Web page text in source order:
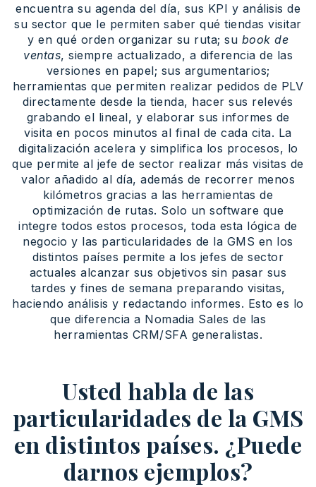
encuentra su agenda del día, sus KPI y análisis de
su sector que le permiten saber qué tiendas visitar
y en qué orden organizar su ruta; su book de
ventas, siempre actualizado, a diferencia de las
versiones en papel; sus argumentarios;
herramientas que permiten realizar pedidos de PLV
directamente desde la tienda, hacer sus relevés
grabando el lineal, y elaborar sus informes de
visita en pocos minutos al final de cada cita. La
digitalización acelera y simplifica los procesos, lo
que permite al jefe de sector realizar más visitas de
valor añadido al día, además de recorrer menos
kilómetros gracias a las herramientas de
optimización de rutas. Solo un software que
integre todos estos procesos, toda esta lógica de
negocio y las particularidades de la GMS en los
distintos países permite a los jefes de sector
actuales alcanzar sus objetivos sin pasar sus
tardes y fines de semana preparando visitas,
haciendo análisis y redactando informes. Esto es lo
que diferencia a Nomadia Sales de las
herramientas CRM/SFA generalistas.
Usted habla de las
particularidades de la GMS
en distintos países. ¿Puede
darnos ejemplos?